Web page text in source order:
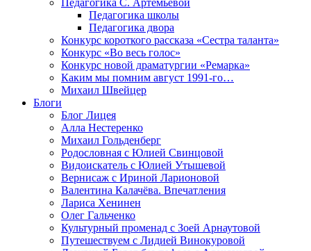
Педагогика С. Артемьевой
Педагогика школы
Педагогика двора
Конкурс короткого рассказа «Сестра таланта»
Конкурс «Во весь голос»
Конкурс новой драматургии «Ремарка»
Каким мы помним август 1991-го…
Михаил Швейцер
Блоги
Блог Лицея
Алла Нестеренко
Михаил Гольденберг
Родословная с Юлией Свинцовой
Видоискатель с Юлией Утышевой
Вернисаж с Ириной Ларионовой
Валентина Калачёва. Впечатления
Лариса Хенинен
Олег Гальченко
Культурный променад с Зоей Арнаутовой
Путешествуем с Лидией Винокуровой